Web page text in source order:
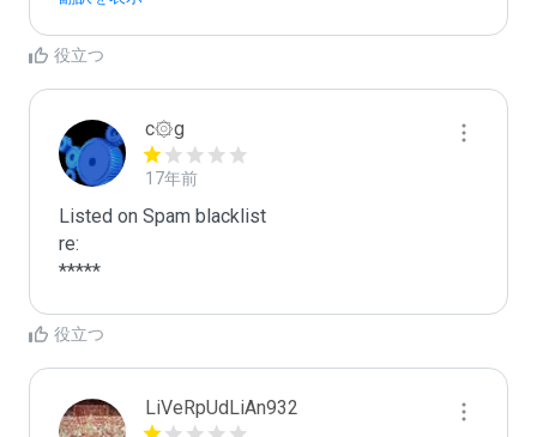
役立つ
c۞g
17年前
Listed on Spam blacklist
re:
*****
役立つ
LiVeRpUdLiAn932